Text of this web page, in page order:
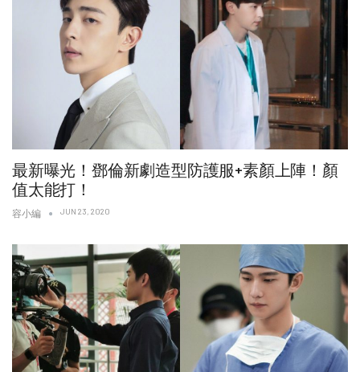
最新曝光！鄧倫新劇造型防護服+素顏上陣！顏
值太能打！
容小編 JUN 23, 2020